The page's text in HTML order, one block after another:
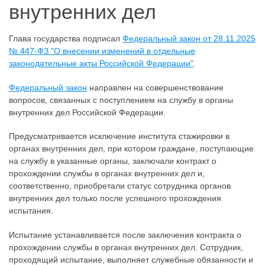
внутренних дел
Глава государства подписал Федеральный закон от 28.11.2025
№ 447-ФЗ "О внесении изменений в отдельные
законодательные акты Российской Федерации"
Федеральный закон направлен на совершенствование
вопросов, связанных с поступлением на службу в органы
внутренних дел Российской Федерации.
Предусматривается исключение института стажировки в
органах внутренних дел, при котором граждане, поступающие
на службу в указанные органы, заключали контракт о
прохождении службы в органах внутренних дел и,
соответственно, приобретали статус сотрудника органов
внутренних дел только после успешного прохождения
испытания.
Испытание устанавливается после заключения контракта о
прохождении службы в органах внутренних дел. Сотрудник,
проходящий испытание, выполняет служебные обязанности и